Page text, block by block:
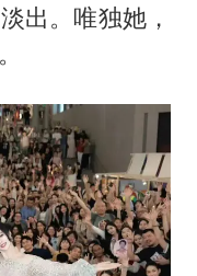
出。唯独她，